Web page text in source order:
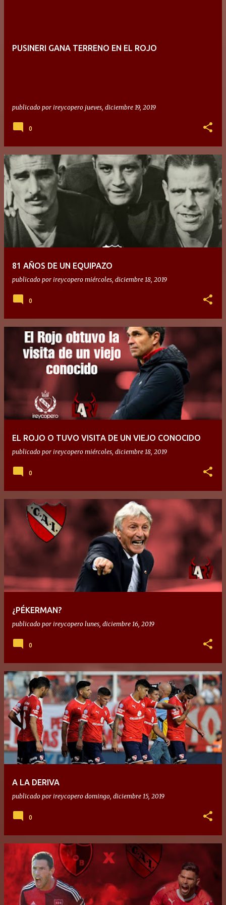
PUSINERI GANA TERRENO EN EL ROJO
publicado por ireycopero jueves, diciembre 19, 2019
0
81 AÑOS DE UN EQUIPAZO
publicado por ireycopero miércoles, diciembre 18, 2019
0
EL ROJO O TUVO VISITA DE UN VIEJO CONOCIDO
publicado por ireycopero miércoles, diciembre 18, 2019
0
¿PÉKERMAN?
publicado por ireycopero lunes, diciembre 16, 2019
0
A LA DERIVA
publicado por ireycopero domingo, diciembre 15, 2019
0